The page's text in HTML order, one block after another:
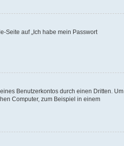
Seite auf „Ich habe mein Passwort
Benutzerkontos durch einen Dritten. Um
Computer, zum Beispiel in einem